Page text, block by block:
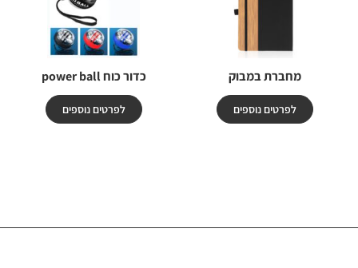
מחברת במבוק
לפרטים נוספים
כדור כוח power ball
לפרטים נוספים